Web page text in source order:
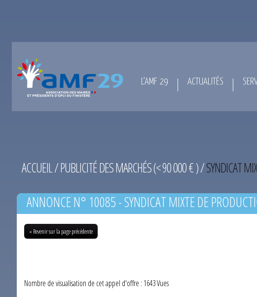
L’AMF 29 ACTUALITÉS
ACCUEIL/PUBLICITÉ DES MARCHÉS (< 90 000 € )/SYNDICAT
ANNONCE N° 10085 - SYNDICAT MIXTE DE
L’HORN DU 22-05-2015
« Revenir sur la page précédente
Nombre de visualisation de cet appel d'offre : 1643 Vues